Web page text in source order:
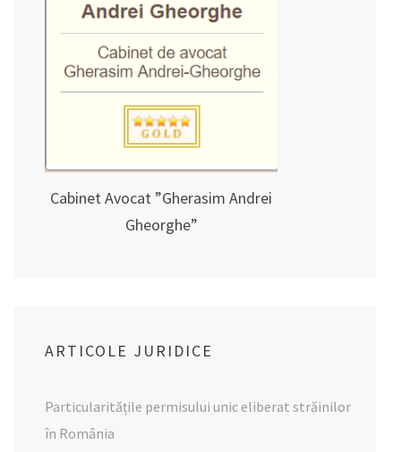
Cabinet Avocat ”Gherasim Andrei
Gheorghe”
ARTICOLE JURIDICE
Particularitățile permisului unic eliberat străinilor
în România